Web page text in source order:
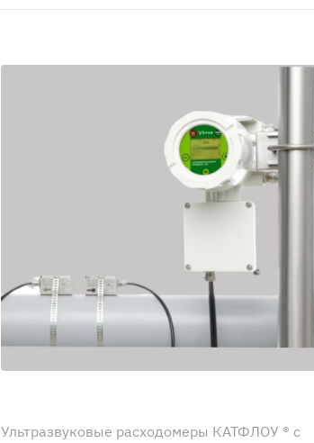
Ультразвуковые расходомеры КАТФЛОУ ® с